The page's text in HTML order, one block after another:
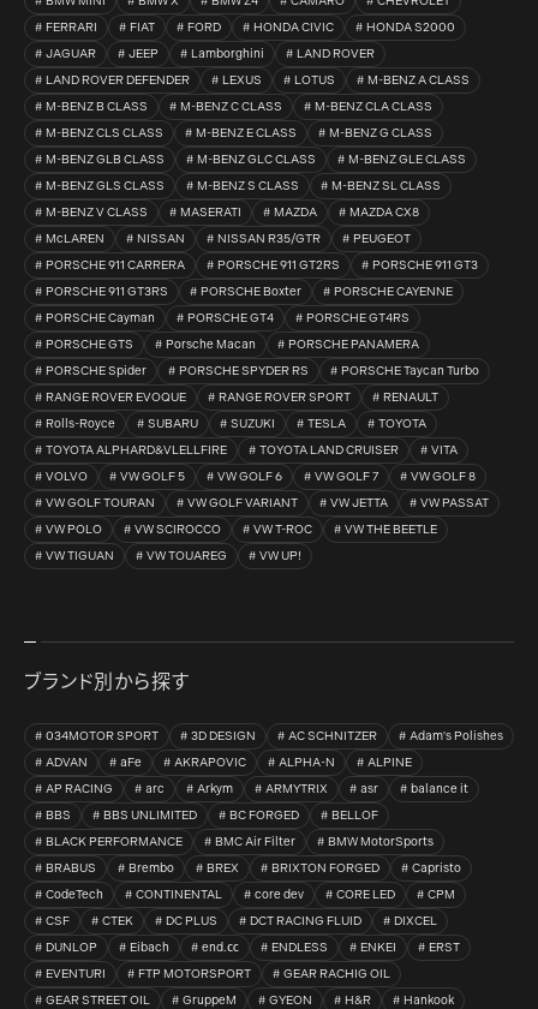
FERRARI
FIAT FORD HONDA CIVIC
HONDA S2000
JAGUAR
JEEP Lamborghini
LAND ROVER
LAND ROVER DEFENDER
LEXUS LOTUS
M-BENZ A CLASS
M-BENZ B CLASS
M-BENZ C CLASS
M-BENZ CLA CLASS
M-BENZ CLS CLASS
M-BENZ E CLASS
M-BENZ G CLASS
M-BENZ GLB CLASS
M-BENZ GLC CLASS
M-BENZ GLE CLASS
M-BENZ GLS CLASS
M-BENZ S CLASS
M-BENZ SL CLASS
M-BENZ V CLASS
MASERATI MAZDA
MAZDA CX8
McLAREN
NISSAN NISSAN R35/GTR
PEUGEOT
PORSCHE 911 CARRERA
PORSCHE 911 GT2RS
PORSCHE 911 GT3
PORSCHE 911 GT3RS
PORSCHE Boxter
PORSCHE CAYENNE
PORSCHE Cayman
PORSCHE GT4
PORSCHE GT4RS
PORSCHE GTS
Porsche Macan
PORSCHE PANAMERA
PORSCHE Spider
PORSCHE SPYDER RS
PORSCHE Taycan Turbo
RANGE ROVER EVOQUE
RANGE ROVER SPORT
RENAULT
Rolls-Royce
SUBARU SUZUKI TESLA
TOYOTA
TOYOTA ALPHARD&VLELLFIRE
TOYOTA LAND CRUISER
VITA
VOLVO
VW GOLF 5 VW GOLF 6 VW GOLF 7
VW GOLF 8
VW GOLF TOURAN
VW GOLF VARIANT VW JETTA
VW PASSAT
VW POLO
VW SCIROCCO VW T-ROC
VW THE BEETLE
VW TIGUAN
VW TOUAREG VW UP!
ブランド別から探す
034MOTOR SPORT 3D DESIGN AC SCHNITZER
Adam's Polishes
ADVAN
aFe AKRAPOVIC ALPHA-N
ALPINE
AP RACING
arc Arkym ARMYTRIX asr
balance it
BBS
BBS UNLIMITED BC FORGED
BELLOF
BLACK PERFORMANCE
BMC Air Filter
BMW MotorSports
BRABUS
Brembo BREX BRIXTON FORGED
Capristo
CodeTech
CONTINENTAL core dev CORE LED
CPM
CSF
CTEK DC PLUS DCT RACING FLUID
DIXCEL
DUNLOP
Eibach end.㏄ ENDLESS ENKEI
ERST
EVENTURI
FTP MOTORSPORT
GEAR RACHIG OIL
GEAR STREET OIL
GruppeM GYEON H&R
Hankook